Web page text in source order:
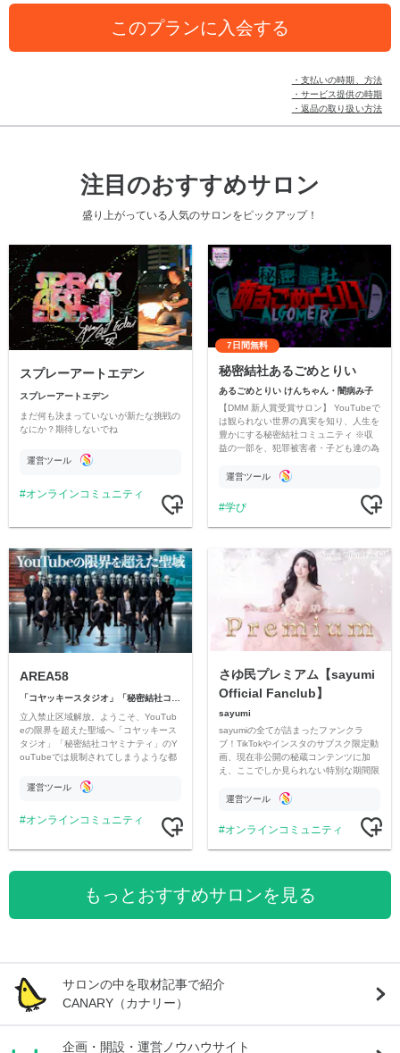
このプランに入会する
・支払いの時期、方法
・サービス提供の時期
・返品の取り扱い方法
注目のおすすめサロン
盛り上がっている人気のサロンをピックアップ！
スプレーアートエデン
スプレーアートエデン
まだ何も決まっていないが新たな挑戦の
なにか？期待しないでね
運営ツール
オンラインコミュニティ
7日間無料
秘密結社あるごめとりい
あるごめとりい けんちゃん・闇病み子
【DMM 新人賞受賞サロン】 YouTubeで
は観られない世界の真実を知り、人生を
豊かにする秘密結社コミュニティ ※収
益の一部を、犯罪被害者・子ども達の為
す運営ツール
学び
AREA58
立入禁止区域解放。ようこそ、YouTub
eの限界を超えた聖域へ「コヤッキース
タジオ」「秘密結社コヤミナティ」のY
ouTubeでは規制されてしまうような都
公開。
運営ツール
オンラインコミュニティ
さゆ民プレミアム【sayumi
Official Fanclub】
sayumi
sayumiの全てが詰まったファンクラ
ブ！TikTokやインスタのサブスク限定動
画、現在非公開の秘蔵コンテンツに加
え、ここでしか見られない特別な期間限
運営ツール
オンラインコミュニティ
もっとおすすめサロンを見る
サロンの中を取材記事で紹介
CANARY（カナリー）
企画・開設・運営ノウハウサイト